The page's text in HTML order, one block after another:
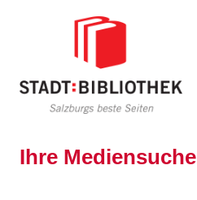
Ihre Mediensuche